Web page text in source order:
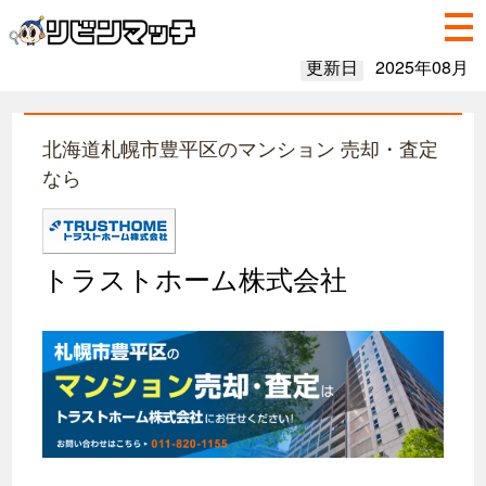
更新日 2025年08月
北海道札幌市豊平区のマンション 売却・査定
なら
トラストホーム株式会社